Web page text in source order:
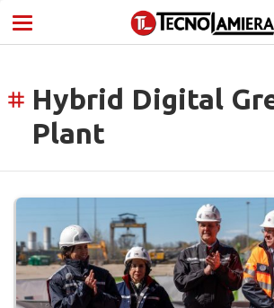
tag Hybrid Digital
Plant